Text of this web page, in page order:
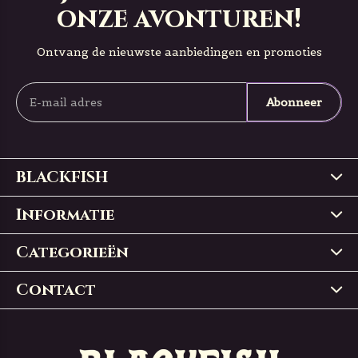
onze avonturen!
Ontvang de nieuwste aanbiedingen en promoties
Abonneer
BLACKFISH
Informatie
Categorieën
Contact